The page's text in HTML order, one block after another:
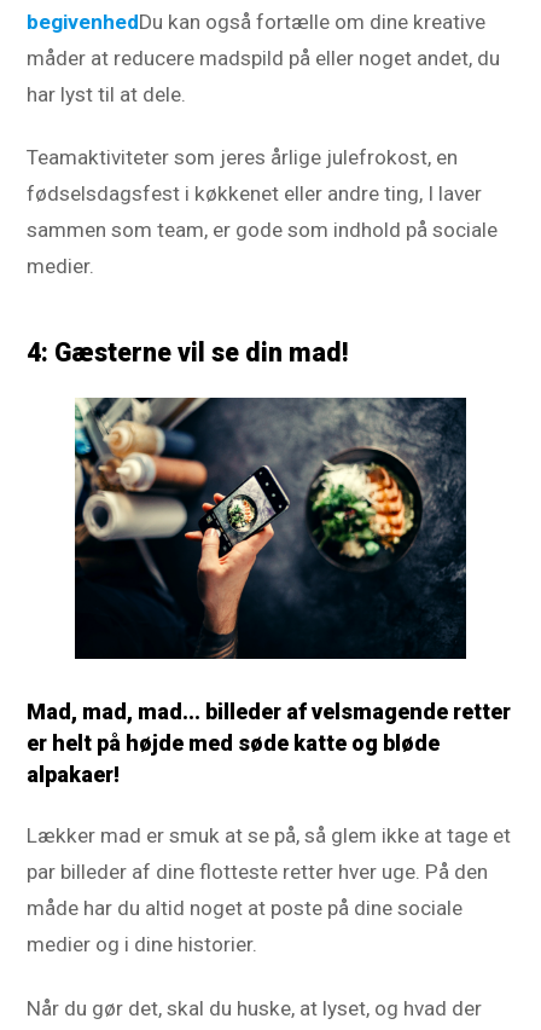
begivenhedDu kan også fortælle om dine kreative
måder at reducere madspild på eller noget andet, du
har lyst til at dele.
Teamaktiviteter som jeres årlige julefrokost, en
fødselsdagsfest i køkkenet eller andre ting, I laver
sammen som team, er gode som indhold på sociale
medier.
4: Gæsterne vil se din mad!
Mad, mad, mad... billeder af velsmagende retter
er helt på højde med søde katte og bløde
alpakaer!
Lækker mad er smuk at se på, så glem ikke at tage et
par billeder af dine flotteste retter hver uge. På den
måde har du altid noget at poste på dine sociale
medier og i dine historier.
Når du gør det, skal du huske, at lyset, og hvad der